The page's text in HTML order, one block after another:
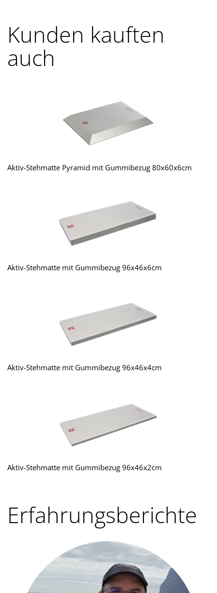
Kunden kauften
auch
Aktiv-Stehmatte Pyramid mit Gummibezug 80x60x6cm
Aktiv-Stehmatte mit Gummibezug 96x46x6cm
Aktiv-Stehmatte mit Gummibezug 96x46x4cm
Aktiv-Stehmatte mit Gummibezug 96x46x2cm
Erfahrungsberichte